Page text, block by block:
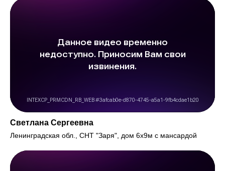
Светлана Сергеевна
Ленинградская обл., СНТ "Заря", дом 6х9м с мансардой